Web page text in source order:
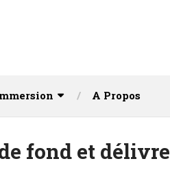
A Propos
fond et délivre